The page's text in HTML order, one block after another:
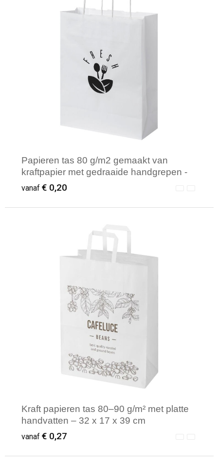
Papieren tas 80 g/m2 gemaakt van
kraftpapier met gedraaide handgrepen -
25 x 11 x 32 cm
vanaf € 0,20
Minimale afname: 250
Kraft papieren tas 80–90 g/m² met platte
handvatten – 32 x 17 x 39 cm
vanaf € 0,27